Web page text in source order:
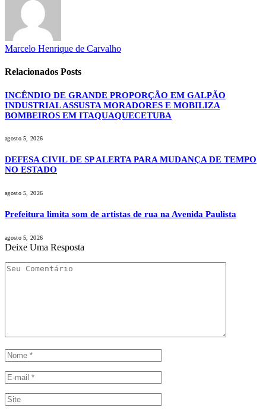
Marcelo Henrique de Carvalho
Relacionados Posts
INCÊNDIO DE GRANDE PROPORÇÃO EM GALPÃO
INDUSTRIAL ASSUSTA MORADORES E MOBILIZA
BOMBEIROS EM ITAQUAQUECETUBA
agosto 5, 2026
DEFESA CIVIL DE SP ALERTA PARA MUDANÇA DE TEMPO
NO ESTADO
agosto 5, 2026
Prefeitura limita som de artistas de rua na Avenida Paulista
agosto 5, 2026
Deixe Uma Resposta